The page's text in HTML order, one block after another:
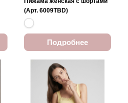
(Арт. 6009TBD)
Подробнее